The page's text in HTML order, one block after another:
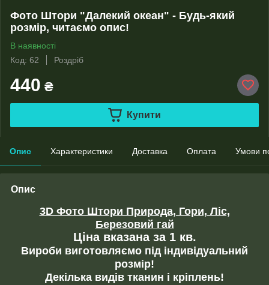
Фото Штори "Далекий океан" - Будь-який
розмір, читаємо опис!
В наявності
Код: 62
Роздріб
440 ₴
Купити
Опис Характеристики Доставка Оплата Умови
Опис
3D Фото Штори Природа, Гори, Ліс,
Березовий гай
Ціна вказана за 1 кв.
Вироби виготовляємо під індивідуальний
розмір!
Декілька видів тканин і кріплень!